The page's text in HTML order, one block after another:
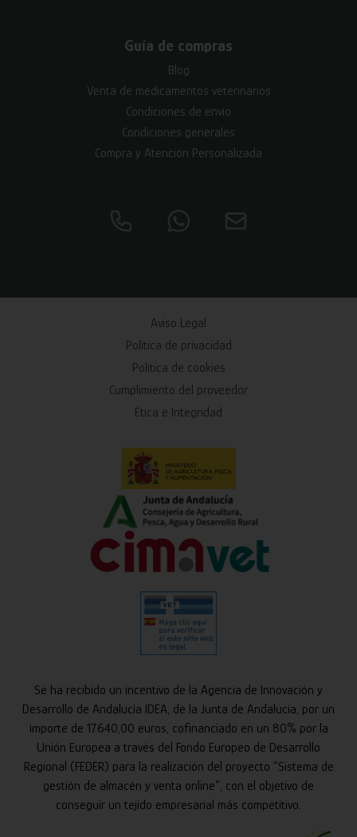
Guía de compras
Blog
Venta de medicamentos veterinarios
Condiciones de envío
Condiciones generales
Compra y Atención Personalizada
Aviso Legal
Política de privacidad
Política de cookies
Cumplimiento del proveedor
Ética e Integridad
Se ha recibido un incentivo de la Agencia de Innovación y
Desarrollo de Andalucía IDEA, de la Junta de Andalucía, por un
importe de 17.640,00 euros, cofinanciado en un 80% por la
Unión Europea a través del Fondo Europeo de Desarrollo
Regional (FEDER) para la realización del proyecto “Sistema de
gestión de almacén y venta online”, con el objetivo de
conseguir un tejido empresarial más competitivo.